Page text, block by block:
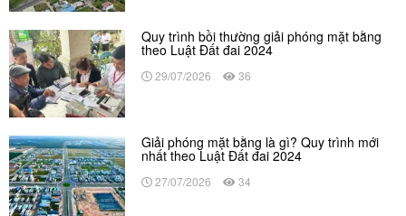
Quy trình bồi thường giải phóng mặt bằng
theo Luật Đất đai 2024
29/07/2026 36
Giải phóng mặt bằng là gì? Quy trình mới
nhất theo Luật Đất đai 2024
27/07/2026 34